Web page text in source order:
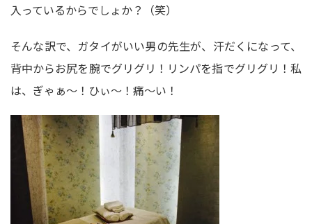
入っているからでしょか？（笑）
そんな訳で、ガタイがいい男の先生が、汗だくになって、
背中からお尻を腕でグリグリ！リンパを指でグリグリ！私
は、ぎゃぁ～！ひぃ～！痛～い！